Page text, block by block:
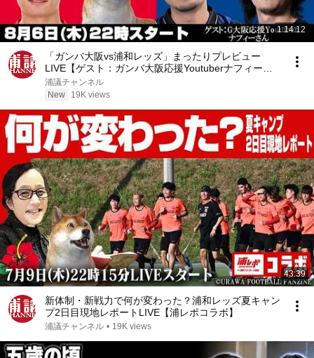
1:14:12
「ガンバ大阪vs浦和レッズ」まったりプレビュー
LIVE【ゲスト：ガンバ大阪応援Youtuberナフィーさ
ん】
浦議チャンネル
New
19K views
43:39
新体制・新戦力で何が変わった？浦和レッズ夏キャン
プ2日目現地レポートLIVE【浦レポコラボ】
浦議チャンネル • 19K views